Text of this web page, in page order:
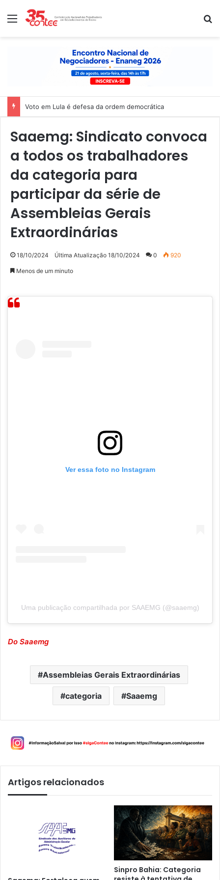
Menu
Voto em Lula é defesa da ordem democrática
Saaemg: Sindicato convoca
a todos os trabalhadores
da categoria para
participar da série de
Assembleias Gerais
Extraordinárias
18/10/2024 Última Atualização 18/10/2024 0 920
Menos de um minuto
Ver essa foto no Instagram
Uma publicação compartilhada por SAAEMG (@saaemg)
Do Saaemg
Assembleias Gerais Extraordinárias
categoria Saaemg
Artigos relacionados
Sinpro Bahia: Categoria